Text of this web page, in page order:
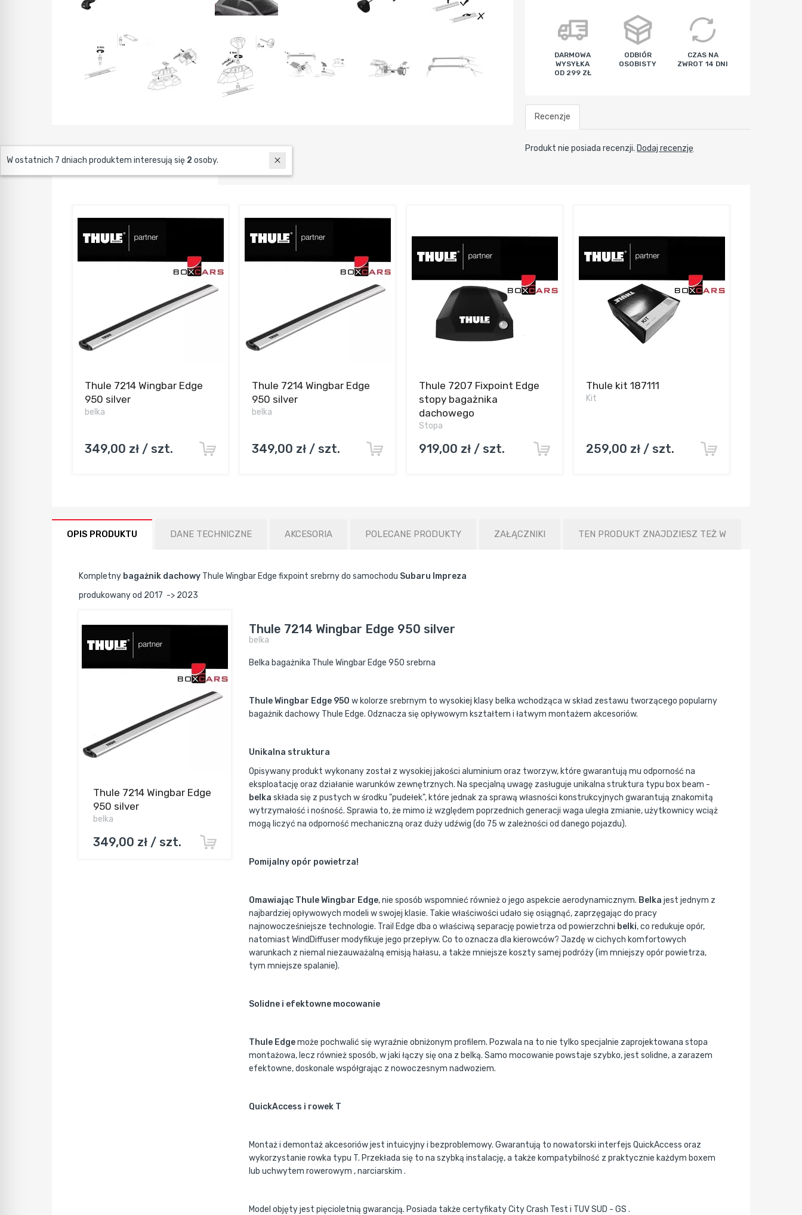
DARMOWA
WYSYŁKA
OD 299 ZŁ
ODBIÓR
OSOBISTY
CZAS NA
ZWROT 14 DNI
Recenzje
Produkt nie posiada recenzji. Dodaj recenzję
Thule 7214 Wingbar Edge
950 silver
belka
349,00 zł / szt.
Thule 7214 Wingbar Edge
950 silver
belka
349,00 zł / szt.
Thule 7207 Fixpoint Edge
stopy bagażnika
dachowego
Stopa
919,00 zł / szt.
Thule kit 187111
Kit
259,00 zł / szt.
OPIS PRODUKTU DANE TECHNICZNE AKCESORIA POLECANE PRODUKTY ZAŁĄCZNIKI TEN PRODUKT ZNAJDZIESZ TEŻ W
Kompletny bagażnik dachowy Thule Wingbar Edge fixpoint srebrny do samochodu Subaru Impreza
produkowany od 2017 -> 2023
Thule 7214 Wingbar Edge
950 silver
belka
349,00 zł / szt.
Thule 7214 Wingbar Edge 950 silver
belka
Belka bagażnika Thule Wingbar Edge 950 srebrna
Thule Wingbar Edge 950 w kolorze srebrnym to wysokiej klasy belka wchodząca w skład zestawu tworzącego popularny
bagażnik dachowy Thule Edge. Odznacza się opływowym kształtem i łatwym montażem akcesoriów.
Unikalna struktura
Opisywany produkt wykonany został z wysokiej jakości aluminium oraz tworzyw, które gwarantują mu odporność na
eksploatację oraz działanie warunków zewnętrznych. Na specjalną uwagę zasługuje unikalna struktura typu box beam -
belka składa się z pustych w środku "pudełek", które jednak za sprawą własności konstrukcyjnych gwarantują znakomitą
wytrzymałość i nośność. Sprawia to, że mimo iż względem poprzednich generacji waga uległa zmianie, użytkownicy wciąż
mogą liczyć na odporność mechaniczną oraz duży udźwig (do 75 w zależności od danego pojazdu).
Pomijalny opór powietrza!
Omawiając Thule Wingbar Edge, nie sposób wspomnieć również o jego aspekcie aerodynamicznym. Belka jest jednym z
najbardziej opływowych modeli w swojej klasie. Takie właściwości udało się osiągnąć, zaprzęgając do pracy
najnowocześniejsze technologie. Trail Edge dba o właściwą separację powietrza od powierzchni belki, co redukuje opór,
natomiast WindDiffuser modyfikuje jego przepływ. Co to oznacza dla kierowców? Jazdę w cichych komfortowych
warunkach z niemal niezauważalną emisją hałasu, a także mniejsze koszty samej podróży (im mniejszy opór powietrza,
tym mniejsze spalanie).
Solidne i efektowne mocowanie
Thule Edgemoże pochwalić się wyraźnie obniżonym profilem. Pozwala na to nie tylko specjalnie zaprojektowana stopa
montażowa, lecz również sposób, w jaki łączy się ona z belką. Samo mocowanie powstaje szybko, jest solidne, a zarazem
efektowne, doskonale współgrając z nowoczesnym nadwoziem.
QuickAccess i rowek T
Montaż i demontaż akcesoriów jest intuicyjny i bezproblemowy. Gwarantują to nowatorski interfejs QuickAccess oraz
wykorzystanie rowka typu T. Przekłada się to na szybką instalację, a także kompatybilność z praktycznie każdym boxem
lub uchwytem rowerowym , narciarskim .
Model objęty jest pięcioletnią gwarancją. Posiada także certyfikaty City Crash Test i TUV SUD - GS .
W ostatnich 7 dniach produktem interesują się 2 osoby.